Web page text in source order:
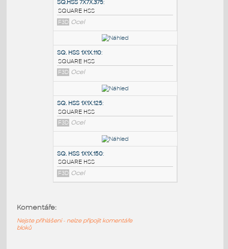
PODOBNÉ BLOKY:
SQ.HSS 7X7X.375:
SQUARE HSS
F3D Ocel
SQ. HSS 1X1X.110:
SQUARE HSS
F3D Ocel
F3D Ocel
Komentáře:
Nejste přihlášeni - nelze připojit komentáře
bloků